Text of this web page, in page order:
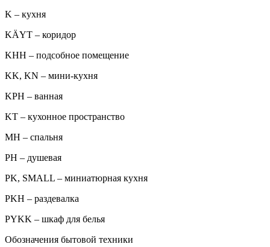
K – кухня
KÄYT – коридор
KHH – подсобное помещение
KK, KN – мини-кухня
KPH – ванная
KT – кухонное пространство
MH – спальня
PH – душевая
PK, SMALL – миниатюрная кухня
PKH – раздевалка
PYKK – шкаф для белья
Обозначения бытовой техники